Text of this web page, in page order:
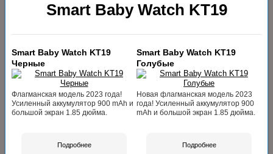
Smart Baby Watch KT19
Smart Baby Watch KT19
Черные
Флагманская модель 2023 года!
Усиленный аккумулятор 900 mAh и
большой экран 1.85 дюйма.
Подробнее
Smart Baby Watch KT19
Голубые
Новая флагманская модель 2023
года! Усиленный аккумулятор 900
mAh и большой экран 1.85 дюйма.
Подробнее